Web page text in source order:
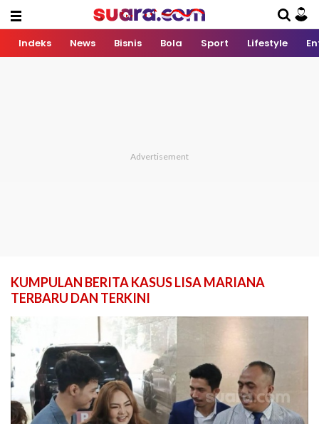
Indeks News Bisnis Bola Sport Lifestyle
KUMPULAN BERITA KASUS LISA MARIANA
TERBARU DAN TERKINI